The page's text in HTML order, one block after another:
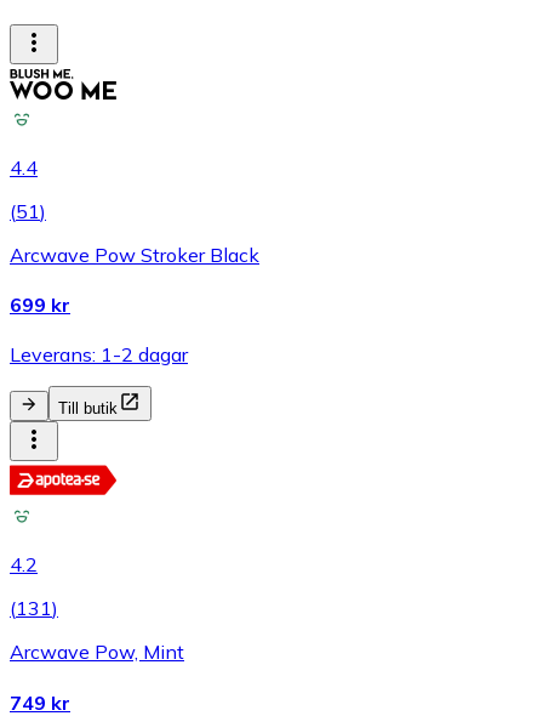
4.4
(51)
Arcwave Pow Stroker Black
699 kr
Leverans: 1-2 dagar
Till butik
4.2
(131)
Arcwave Pow, Mint
749 kr